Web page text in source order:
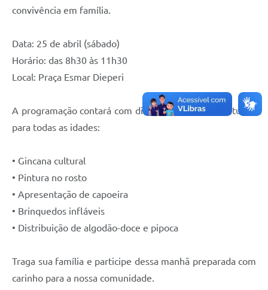
convivência em família.
Data: 25 de abril (sábado)
Horário: das 8h30 às 11h30
Local: Praça Esmar Dieperi
A programação contará com diversas atividades gratuitas
para todas as idades:
• Gincana cultural
• Pintura no rosto
• Apresentação de capoeira
• Brinquedos infláveis
• Distribuição de algodão-doce e pipoca
Traga sua família e participe dessa manhã preparada com
carinho para a nossa comunidade.